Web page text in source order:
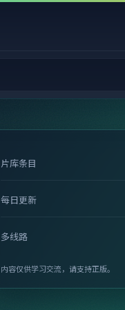
片库条目
每日更新
多线路
内容仅供学习交流，请支持正版。